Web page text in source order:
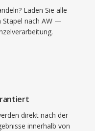
Laden Sie alle
Stapel nach AW —
direkt nach der
innerhalb von